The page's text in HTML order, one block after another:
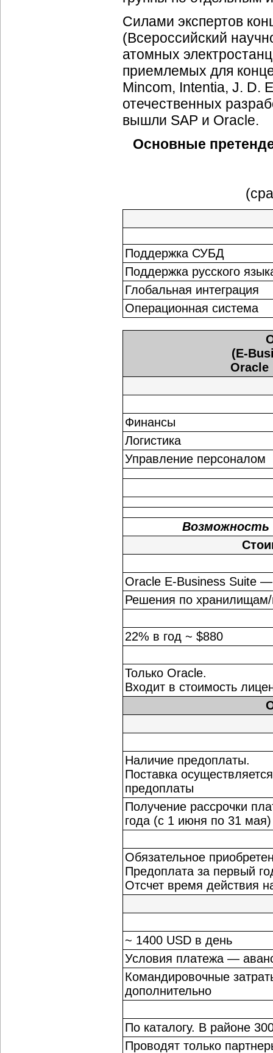
Силами экспертов
(Всероссийский
атомных
приемлемых для
Mincom, Intentia, J. D.
отечественных
вышли SAP и Oracle.
Основные
Поддержка СУБД
Поддержка русского
Глобальная интеграция
Операционная система
(E-
Oracle
Финансы
Логистика
Управление персоналом
Возможность
Oracle E-Business Suite
Решения по хранилищам/
22% в год ~ $880
Только Oracle.
Входит в стоимость
Наличие предоплаты.
Поставка
предоплаты
Получение рассрочки
года (с 1 июня по 31
Обязательное
Предоплата за первый
Отсчет время действия
~ 1400 USD в день
Условия платежа —
Командировочные
дополнительно
По каталогу. В районе
Проводят только